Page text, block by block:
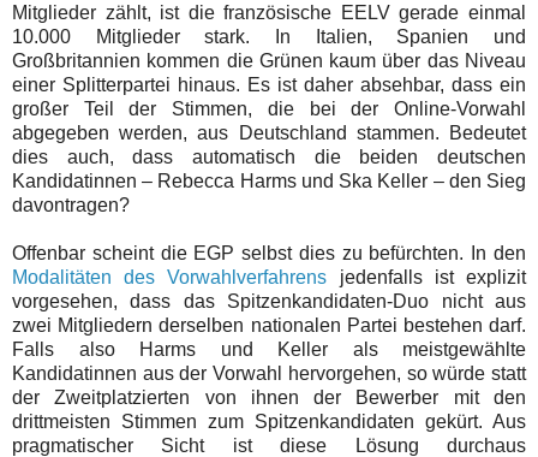
Mitglieder zählt, ist die französische EELV gerade einmal
10.000 Mitglieder stark. In Italien, Spanien und
Großbritannien kommen die Grünen kaum über das Niveau
einer Splitterpartei hinaus. Es ist daher absehbar, dass ein
großer Teil der Stimmen, die bei der Online-Vorwahl
abgegeben werden, aus Deutschland stammen. Bedeutet
dies auch, dass automatisch die beiden deutschen
Kandidatinnen – Rebecca Harms und Ska Keller – den Sieg
davontragen?
Offenbar scheint die EGP selbst dies zu befürchten. In den
Modalitäten des Vorwahlverfahrens jedenfalls ist explizit
vorgesehen, dass das Spitzenkandidaten-Duo nicht aus
zwei Mitgliedern derselben nationalen Partei bestehen darf.
Falls also Harms und Keller als meistgewählte
Kandidatinnen aus der Vorwahl hervorgehen, so würde statt
der Zweitplatzierten von ihnen der Bewerber mit den
drittmeisten Stimmen zum Spitzenkandidaten gekürt. Aus
pragmatischer Sicht ist diese Lösung durchaus